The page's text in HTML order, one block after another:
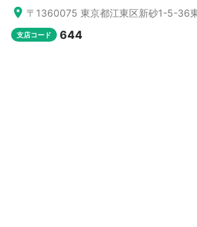
〒1360075 東京都江東区新砂1-5-36
支店コード 644